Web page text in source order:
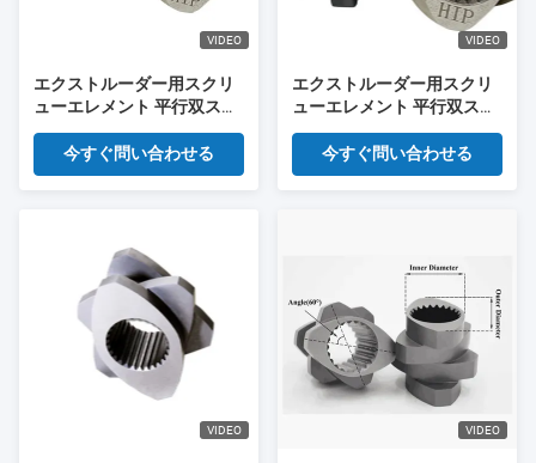
VIDEO
エクストルーダー用スクリ
ューエレメント 平行双スク
リューエクストルーダー用
スペアパーツ
今すぐ問い合わせる
VIDEO
エクストルーダー用スクリ
ューエレメント 平行双スク
リューエクストルーダー用
スペアパーツ
今すぐ問い合わせる
VIDEO VIDEO